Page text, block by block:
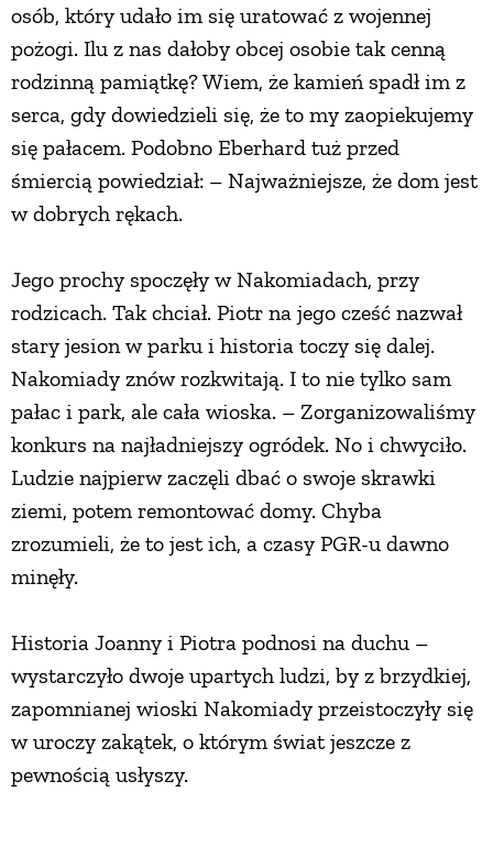
osób, który udało im się uratować z wojennej
pożogi. Ilu z nas dałoby obcej osobie tak cenną
rodzinną pamiątkę? Wiem, że kamień spadł im z
serca, gdy dowiedzieli się, że to my zaopiekujemy
się pałacem. Podobno Eberhard tuż przed
śmiercią powiedział: – Najważniejsze, że dom jest
w dobrych rękach.
Jego prochy spoczęły w Nakomiadach, przy
rodzicach. Tak chciał. Piotr na jego cześć nazwał
stary jesion w parku i historia toczy się dalej.
Nakomiady znów rozkwitają. I to nie tylko sam
pałac i park, ale cała wioska. – Zorganizowaliśmy
konkurs na najładniejszy ogródek. No i chwyciło.
Ludzie najpierw zaczęli dbać o swoje skrawki
ziemi, potem remontować domy. Chyba
zrozumieli, że to jest ich, a czasy PGR-u dawno
minęły.
Historia Joanny i Piotra podnosi na duchu –
wystarczyło dwoje upartych ludzi, by z brzydkiej,
zapomnianej wioski Nakomiady przeistoczyły się
w uroczy zakątek, o którym świat jeszcze z
pewnością usłyszy.